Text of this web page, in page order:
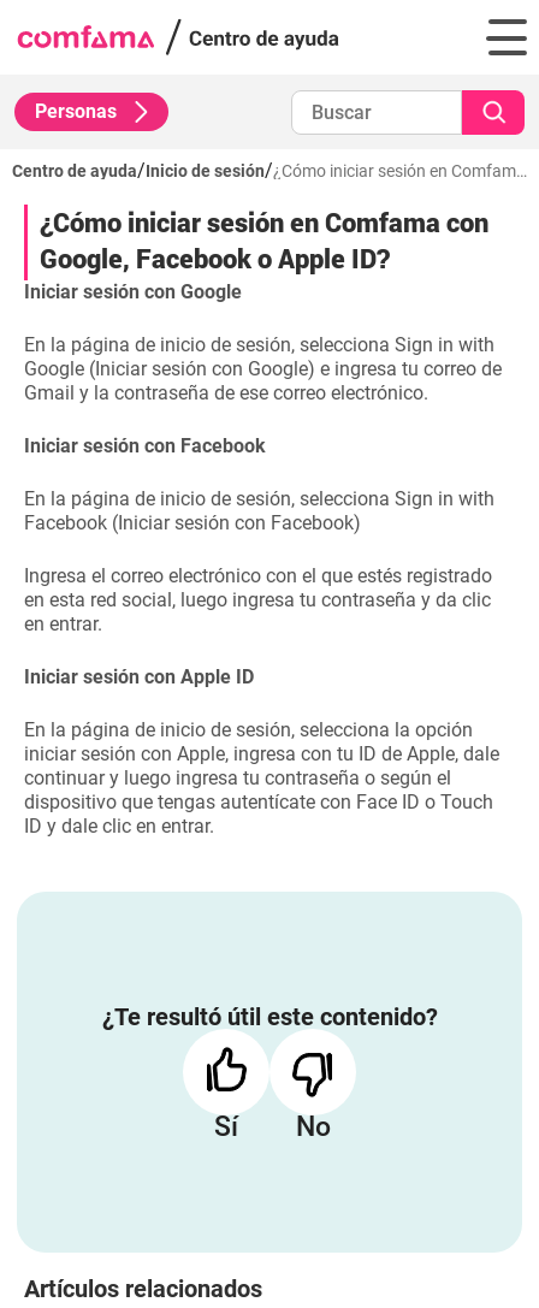
Personas
Centro de ayuda/Inicio de sesión/ ¿Cómo iniciar sesión en Comfama con Google, Facebook o Apple ID?
¿Cómo iniciar sesión en Comfama con
Google, Facebook o Apple ID?
Iniciar sesión con Google
En la página de inicio de sesión, selecciona Sign in with
Google (Iniciar sesión con Google) e ingresa tu correo de
Gmail y la contraseña de ese correo electrónico.
Iniciar sesión con Facebook
En la página de inicio de sesión, selecciona Sign in with
Facebook (Iniciar sesión con Facebook)
Ingresa el correo electrónico con el que estés registrado
en esta red social, luego ingresa tu contraseña y da clic
en entrar.
Iniciar sesión con Apple ID
En la página de inicio de sesión, selecciona la opción
iniciar sesión con Apple, ingresa con tu ID de Apple, dale
continuar y luego ingresa tu contraseña o según el
dispositivo que tengas autentícate con Face ID o Touch
ID y dale clic en entrar.
¿Te resultó útil este contenido?
Sí No
Artículos relacionados